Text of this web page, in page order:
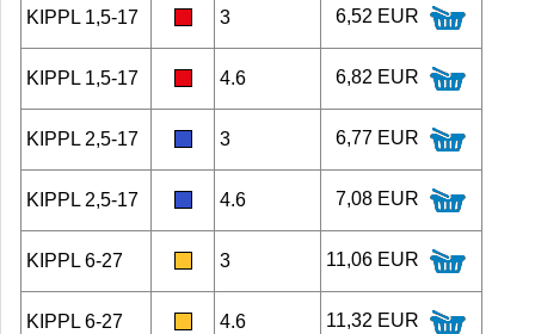
KIPPL 1,5-17 3 6,52 EUR
KIPPL 1,5-17 4.6 6,82 EUR
KIPPL 2,5-17 3 6,77 EUR
KIPPL 2,5-17 4.6 7,08 EUR
KIPPL 6-27 3 11,06 EUR
KIPPL 6-27 4.6 11,32 EUR